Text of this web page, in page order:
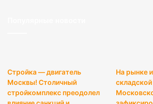
Стройка — двигатель
Москвы! Столичный
стройкомплекс преодолел
На рынке